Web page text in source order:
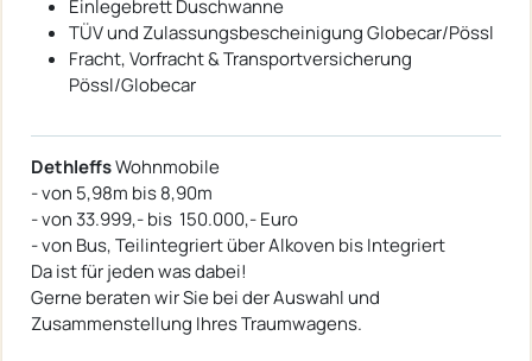
Einlegebrett Duschwanne
TÜV und Zulassungsbescheinigung Globecar/Pössl
Fracht, Vorfracht & Transportversicherung
Pössl/Globecar
DethleffsWohnmobile
- von 5,98m bis 8,90m
- von 33.999,- bis 150.000,- Euro
- von Bus, Teilintegriert über Alkoven bis Integriert
Da ist für jeden was dabei!
Gerne beraten wir Sie bei der Auswahl und
Zusammenstellung Ihres Traumwagens.